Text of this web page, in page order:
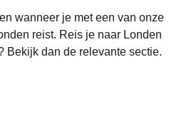
wanneer je met een van onze
reist. Reis je naar Londen
Bekijk dan de relevante sectie.